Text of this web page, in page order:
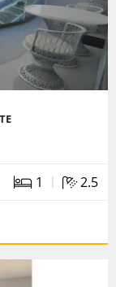
1 | 2.5